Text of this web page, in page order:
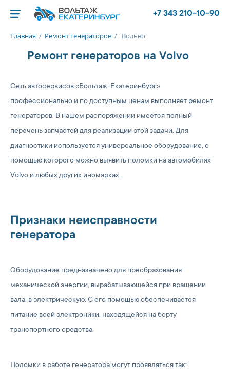
+7 343 210-10-90
Главная / Ремонт генераторов / Вольво
Ремонт генераторов на Volvo
Сеть автосервисов «Вольтаж-Екатеринбург»
профессионально и по доступным ценам выполняет ремонт
генераторов. В нашем распоряжении имеется полный
перечень запчастей для реализации этой задачи. Для
диагностики используется универсальное оборудование, с
помощью которого можно выявить поломки на автомобилях
Volvo и любых других иномарках.
Признаки неисправности
генератора
Оборудование предназначено для преобразования
механической энергии, вырабатывающейся при вращении
вала, в электрическую. С его помощью обеспечивается
питание всей электроники, находящейся на борту
транспортного средства.
Поломки в работе генератора могут проявляться так: